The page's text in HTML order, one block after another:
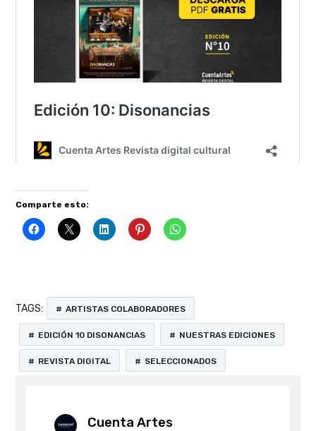
Comparte esto:
TAGS: ARTISTAS COLABORADORES
EDICIÓN 10 DISONANCIAS NUESTRAS EDICIONES
REVISTA DIGITAL SELECCIONADOS
Cuenta Artes